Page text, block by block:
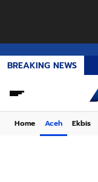
BREAKING NEWS
Home Aceh Ekbis